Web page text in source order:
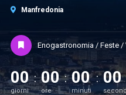
Manfredonia
Enogastronomia / Feste /
00
giorni
00
ore
00
minuti
00